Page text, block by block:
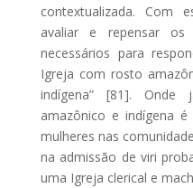
contextualizada. Com
avaliar e repensar
necessários para
Igreja com rosto
indígena” [81].
amazônico e indígena
mulheres nas
na admissão de viri
uma Igreja clerical e